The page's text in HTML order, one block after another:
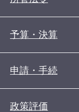
予算・決算
申請・手続
政策評価